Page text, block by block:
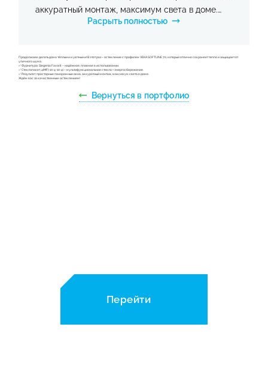
аккуратный монтаж, максимум света в доме.
Расрыть полностью
Продолжаем делать дома тёплыми и уютными! В этот раз – остекление с профилем VEKA SOFTLINE 70, который отлично сохраняет тепло и защищает от
уличного шума.
✅ Фурнитура: Siegenia Favorit – надёжная, плавная в использовании.
✅ Стеклопакет: 4(MF)-10-4-10-4i – мультифункциональное стекло + энергосбережение.
✅ Результат: просторные панорамные окна, аккуратный монтаж, максимум света в доме.
Ждём вас за качественным остеклением!
Вернуться в портфолио
Перейти